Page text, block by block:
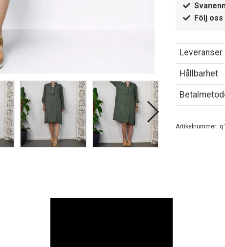
Följ oss
Leveranser
Hållbarhet
Artikelnummer: